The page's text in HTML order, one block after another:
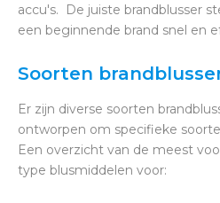
accu's. De juiste brandblusser
een beginnende brand snel en
Soorten
Er zijn diverse soorten
ontworpen om specifieke
Een overzicht van de meest
type blusmiddelen voor: